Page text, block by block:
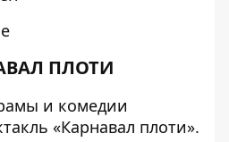
ПЛОТИ
и комедии
«Карнавал плоти».